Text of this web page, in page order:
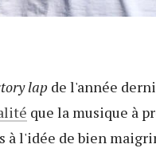
lapde l'année
que la musique à
à l'idée de bien